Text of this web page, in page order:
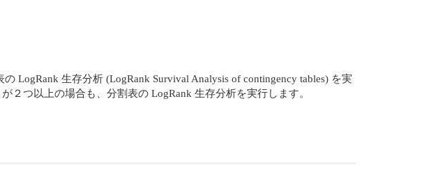
LogRank 生存分析 (LogRank Survival Analysis of contingency tables) を実
２つ以上の場合も、分割表の LogRank 生存分析を実行します。